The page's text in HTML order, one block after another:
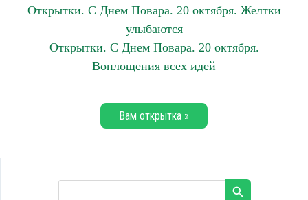
Открытки. С Днем Повара. 20 октября. Желтки
улыбаются
Открытки. С Днем Повара. 20 октября.
Воплощения всех идей
Вам открытка »